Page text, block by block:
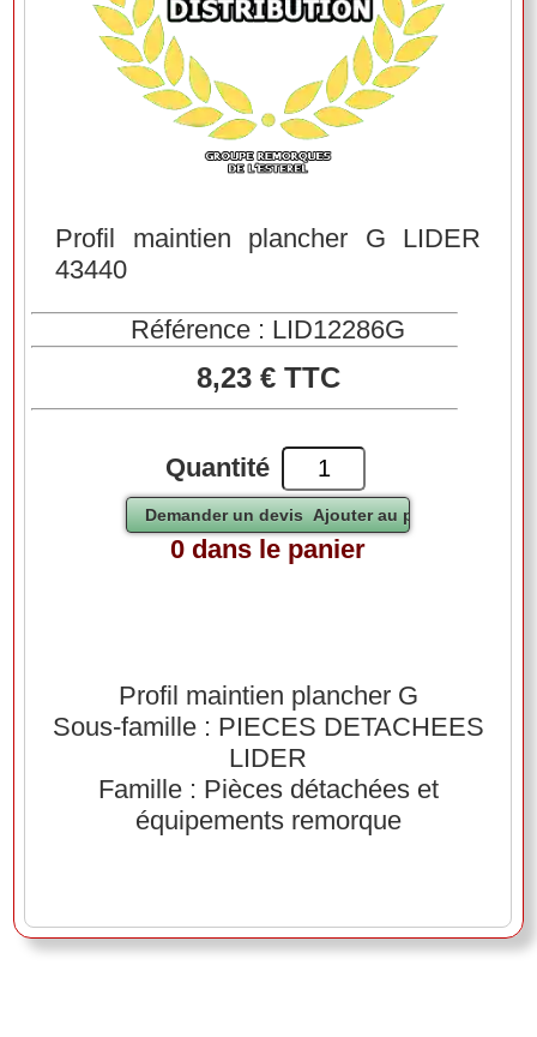
Profil maintien plancher G LIDER
43440
Référence : LID12286G
8,23 € TTC
Quantité
0 dans le panier
Profil maintien plancher G
Sous-famille : PIECES DETACHEES
LIDER
Famille : Pièces détachées et
équipements remorque